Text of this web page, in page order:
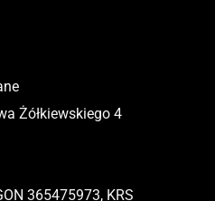
Żółkiewskiego 4
365475973, KRS